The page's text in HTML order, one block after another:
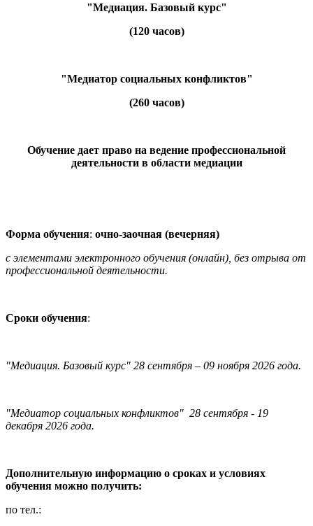
"Медиация. Базовый курс"
(120 часов)
"Медиатор социальных конфликтов"
(260 часов)
Обучение дает право на ведение профессиональной
деятельности в области медиации
Форма обучения: очно-заочная (вечерняя)
с элементами электронного обучения (онлайн), без отрыва от
профессиональной деятельности.
Сроки обучения:
"Медиация. Базовый курс" 28 сентября – 09 ноября 2026 года.
"Медиатор социальных конфликтов" 28 сентября - 19
декабря 2026 года.
Дополнительную информацию о сроках и условиях
обучения можно получить:
по тел.: